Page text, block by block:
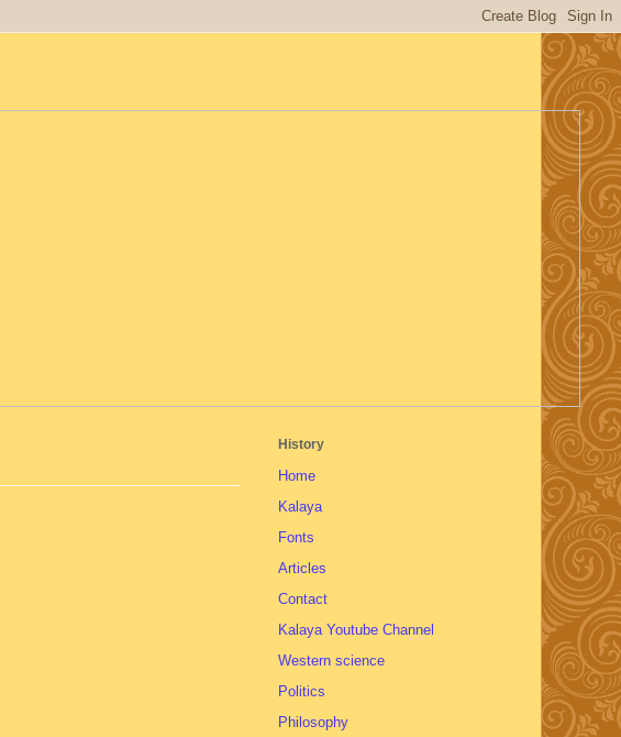
History
Home
Kalaya
Fonts
Articles
Contact
Kalaya Youtube Channel
Western science
Politics
Philosophy